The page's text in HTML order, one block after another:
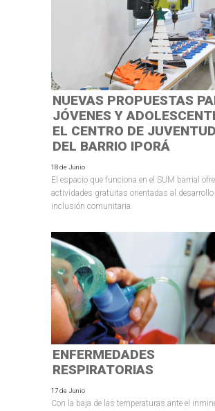
NUEVAS PROPUESTAS
JÓVENES Y
EL CENTRO DE
DEL BARRIO IPORÁ
18 de Junio
El espacio que funciona en el SUM barrial
actividades gratuitas orientadas al desarrollo
inclusión comunitaria.
ENFERMEDADES
RESPIRATORIAS
17 de Junio
Con la baja de las temperaturas ante el